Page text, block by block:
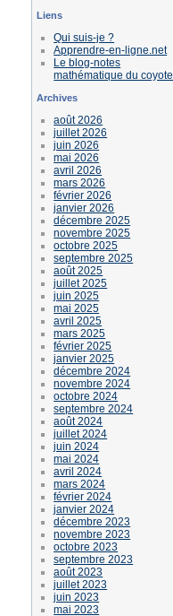
Liens
Qui suis-je ?
Apprendre-en-ligne.net
Le blog-notes
mathématique du coyote
Archives
août 2026
juillet 2026
juin 2026
mai 2026
avril 2026
mars 2026
février 2026
janvier 2026
décembre 2025
novembre 2025
octobre 2025
septembre 2025
août 2025
juillet 2025
juin 2025
mai 2025
avril 2025
mars 2025
février 2025
janvier 2025
décembre 2024
novembre 2024
octobre 2024
septembre 2024
août 2024
juillet 2024
juin 2024
mai 2024
avril 2024
mars 2024
février 2024
janvier 2024
décembre 2023
novembre 2023
octobre 2023
septembre 2023
août 2023
juillet 2023
juin 2023
mai 2023